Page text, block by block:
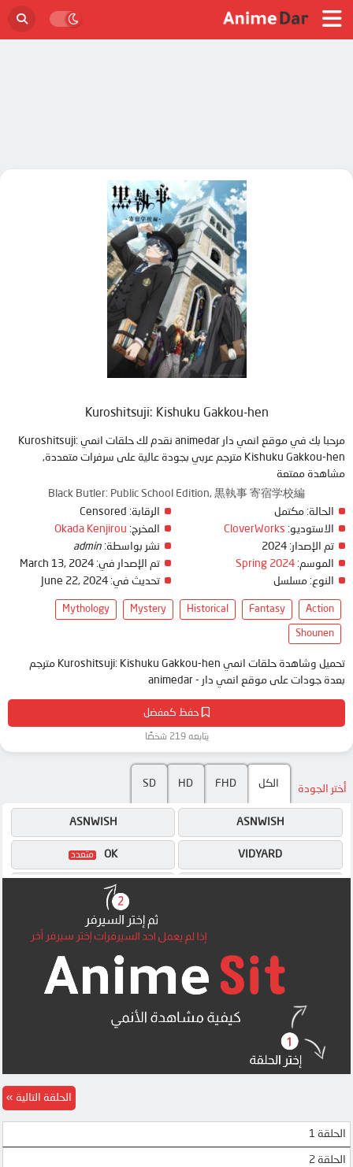
حفظ كمفضل
يتابعه 219 شخصًا
Kuroshitsuji: Kishuku Gakkou-hen
مرحبا بك في موقع انمي دار animedar نقدم لك حلقات انمي Kuroshitsuji:
Kishuku Gakkou-hen مترجم عربي بجودة عالية على سرفرات متعددة,
مشاهدة ممتعة
Black Butler: Public School Edition, 黒執事 寄宿学校編
الحالة: مكتمل
الاستوديو: CloverWorks
تم الإصدار:
الموسم: Spring 2024
النوع: مسلسل
الرقابة:
المخرج: Okada Kenjirou
نشر بواسطة: admin
تم الإصدار في: March 13, 2024
تحديث في: June 22, 2024
Action
Fantasy
Historical
Mystery
Mythology
Shounen
تحميل وشاهدة حلقات انمي Kuroshitsuji: Kishuku Gakkou-hen مترجم
بعدة جودات على موقع انمي دار - animedar
أختر الجودة الكل FHD
HD
SD
OK
MP4UPLOAD
MP4UPLOAD
MEGA
OK
MP4UPLOAD
ASNWISH
ASNWISH
VIDYARD
الحلقة 1
الحلقة 2
الحلقة التالية